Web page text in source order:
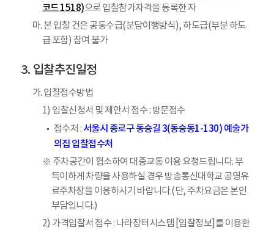
코드 1518)으로 입찰참가자격을 등록한 자
마. 본 입찰 건은 공동수급(분담이행방식), 하도급(부분 하도
급 포함) 참여 불가
입찰추진일정
가. 입찰접수방법
1) 입찰신청서 및 제안서 접수 : 방문접수
접수처 : 서울시 종로구 동숭길 3(동숭동1-130) 예술가
의집 입찰접수처
※ 주차공간이 협소하여 대중교통 이용 요청드립니다. 부
득이하게 차량을 사용하실 경우 방송통신대학교 공영유
료주차장을 이용하시기 바랍니다.(단, 주차요금은 본인
부담입니다.)
2) 가격입찰서 접수 : 나라장터시스템 [입찰정보]를 이용한